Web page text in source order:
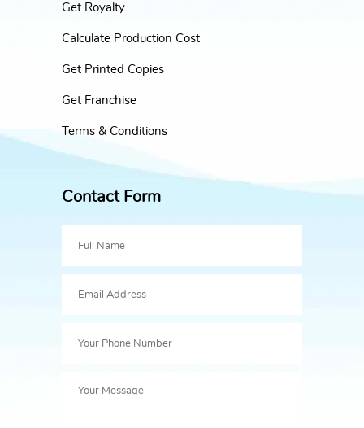
Get Royalty
Calculate Production Cost
Get Printed Copies
Get Franchise
Terms & Conditions
Contact Form